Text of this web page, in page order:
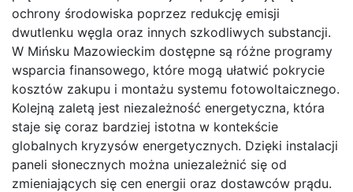
ochrony środowiska poprzez redukcję emisji
dwutlenku węgla oraz innych szkodliwych substancji.
W Mińsku Mazowieckim dostępne są różne programy
wsparcia finansowego, które mogą ułatwić pokrycie
kosztów zakupu i montażu systemu fotowoltaicznego.
Kolejną zaletą jest niezależność energetyczna, która
staje się coraz bardziej istotna w kontekście
globalnych kryzysów energetycznych. Dzięki instalacji
paneli słonecznych można uniezależnić się od
zmieniających się cen energii oraz dostawców prądu.